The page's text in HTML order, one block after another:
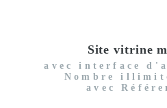
Site vitrine
avec interface
Nombre
avec